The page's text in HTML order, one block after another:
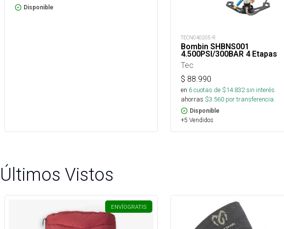
Disponible
TECN040205-R
Bombin SHBNS001
4.500PSI/300BAR 4 Etapas
Tec
$ 88.990
en 6cuotas de $14.832sin interés
ahorras $3.560 por transferencia.
Disponible
+5 Vendidos
Últimos Vistos
ENVÍOGRATIS